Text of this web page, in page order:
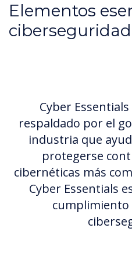
Elementos
ciberseguridad
Cyber
respaldado por el
industria que
protegerse
cibernéticas más
Cyber Essentials
cumplimiento